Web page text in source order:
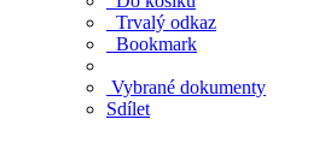
Trvalý odkaz
Bookmark
Vybrané dokumenty
Sdílet